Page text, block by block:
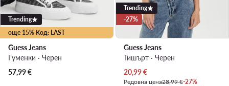
още 15% Код: LAST
Trending
Guess Jeans
Гуменки · Черен
57,99€
Trending
-27%
Guess Jeans
Тишърт · Черен
Актуална цена
20,99€
Редовна цена28,99 €-27%